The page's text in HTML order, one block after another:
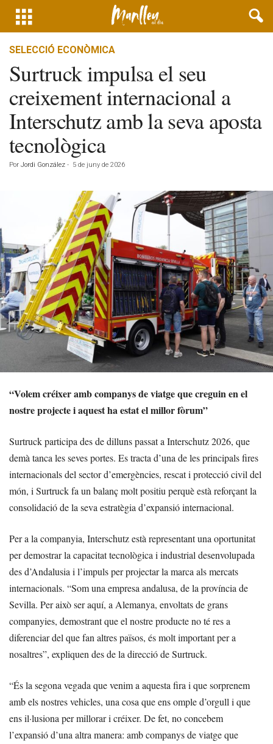
SELECCIÓ ECONÒMICA
Surtruck impulsa el seu
creixement internacional a
Interschutz amb la seva aposta
tecnològica
Por Jordi González - 5 de juny de 2026
“Volem créixer amb companys de viatge que creguin en el
nostre projecte i aquest ha estat el millor fòrum”
Surtruck participa des de dilluns passat a Interschutz 2026, que
demà tanca les seves portes. Es tracta d’una de les principals fires
internacionals del sector d’emergències, rescat i protecció civil del
món, i Surtruck fa un balanç molt positiu perquè està reforçant la
consolidació de la seva estratègia d’expansió internacional.
Per a la companyia, Interschutz està representant una oportunitat
per demostrar la capacitat tecnològica i industrial desenvolupada
des d’Andalusia i l’impuls per projectar la marca als mercats
internacionals. “Som una empresa andalusa, de la província de
Sevilla. Per això ser aquí, a Alemanya, envoltats de grans
companyies, demostrant que el nostre producte no té res a
diferenciar del que fan altres països, és molt important per a
nosaltres”, expliquen des de la direcció de Surtruck.
“És la segona vegada que venim a aquesta fira i que sorprenem
amb els nostres vehicles, una cosa que ens omple d’orgull i que
ens il·lusiona per millorar i créixer. De fet, no concebem
l’expansió d’una altra manera: amb companys de viatge que